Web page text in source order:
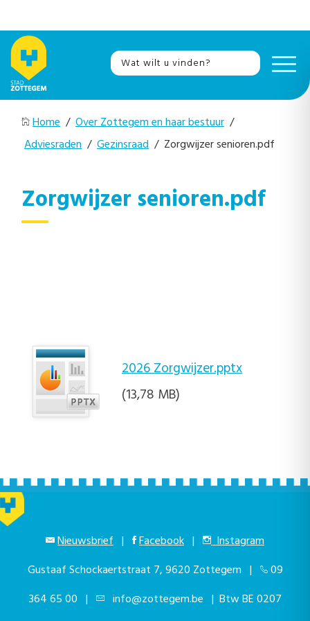
Home / Over Zottegem en haar bestuur /
Adviesraden / Gezinsraad / Zorgwijzer senioren.pdf
Zorgwijzer senioren.pdf
2026 Zorgwijzer.pptx
(13,78 MB)
Nieuwsbrief | Facebook |
Instagram
Gustaaf Schockaertstraat 7, 9620 Zottegem |
09
364 65 00 | info@zottegem.be | Btw BE 0207